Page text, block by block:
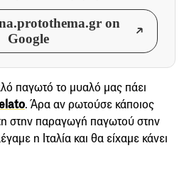
on
Google
παγωτό το μυαλό μας πάει
. Άρα αν ρωτούσε κάποιος
στην παραγωγή παγωτού στην
η Ιταλία και θα είχαμε κάνει